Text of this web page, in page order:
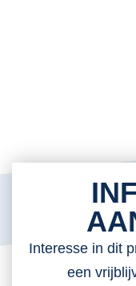
Interesse in dit
een